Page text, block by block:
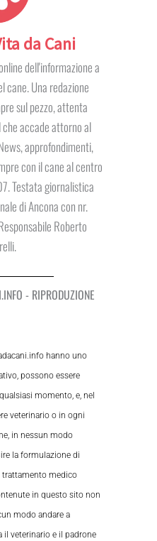
da Cani
dell'informazione a
cane. Una redazione
sul pezzo, attenta
accade attorno al
approfondimenti,
con il cane al centro
Testata giornalistica
di Ancona con nr.
Roberto
- RIPRODUZIONE
hanno uno
possono essere
momento, e, nel
veterinario o in ogni
in nessun modo
la formulazione di
trattamento medico
in questo sito non
modo andare a
veterinario e il padrone